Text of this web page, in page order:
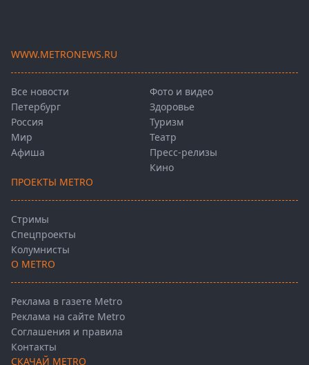
WWW.METRONEWS.RU
Все новости
Петербург
Россия
Мир
Афиша
Фото и видео
Здоровье
Туризм
Театр
Пресс-релизы
Кино
ПРОЕКТЫ METRO
Стримы
Спецпроекты
Колумнисты
О METRO
Реклама в газете Metro
Реклама на сайте Metro
Соглашения и правила
Контакты
СКАЧАЙ METRO